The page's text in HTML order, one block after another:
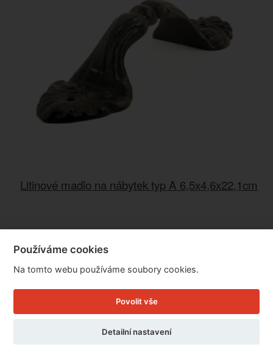
Litinové madlo na nábytek typ A 6,5x4,6x22,1cm
Cena: 149 Kč
Doručíme do: 7.8.
Detail
Používáme cookies
Na tomto webu používáme soubory cookies.
Povolit vše
Detailní nastavení